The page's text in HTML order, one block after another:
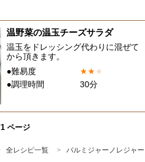
温野菜の温玉チーズサラダ
温玉をドレッシング代わりに混ぜて
から頂きます。
●難易度
★★★
●調理時間
30分
ページ
全レシピ一覧 パルミジャーノレジャ